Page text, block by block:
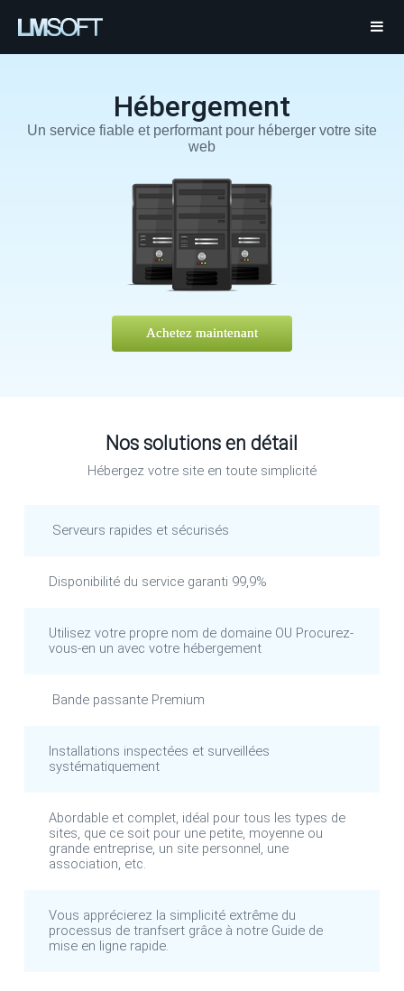
Hébergement
Un service fiable et performant pour héberger votre site
web
Achetez maintenant
Nos solutions en détail
Hébergez votre site en toute simplicité
Serveurs rapides et sécurisés
Disponibilité du service garanti 99,9%
Utilisez votre propre nom de domaine OU Procurez-
vous-en un avec votre hébergement
Bande passante Premium
Installations inspectées et surveillées
systématiquement
Abordable et complet, idéal pour tous les types de
sites, que ce soit pour une petite, moyenne ou
grande entreprise, un site personnel, une
association, etc.
Vous apprécierez la simplicité extrême du
processus de tranfsert grâce à notre Guide de
mise en ligne rapide.